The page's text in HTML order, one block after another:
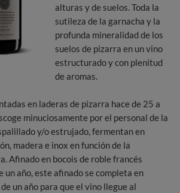
alturas y de suelos. Toda la
sutileza de la garnacha y la
profunda mineralidad de los
suelos de pizarra en un vino
estructurado y con plenitud
de aromas.
en laderas de pizarra hace de 25 a
minuciosamente por el personal de la
y/o estrujado, fermentan en
madera e inox en función de la
Afinado en bocois de roble francés
un año, este afinado se completa en
un año para que el vino llegue al